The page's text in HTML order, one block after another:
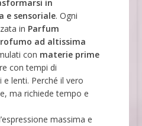
in
e sensoriale. Ogni
in Parfum
ad altissima
con materie prime
con tempi di
lenti. Perché il vero
ma richiede tempo e
massima e